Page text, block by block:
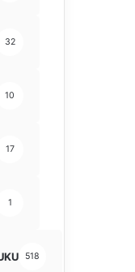
32
10
17
1
518